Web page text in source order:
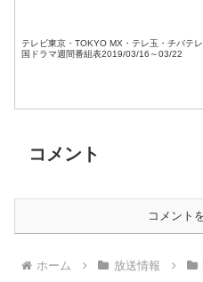
テレビ東京・TOKYO MX・テレ玉・チバテ
国ドラマ週間番組表2019/03/16～03/22
コメント
コメント
ホーム 放送情報